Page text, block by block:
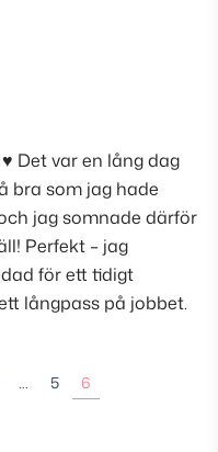
Det var en lång dag
bra som jag hade
jag somnade därför
Perfekt – jag
för ett tidigt
långpass på jobbet.
… 5 6